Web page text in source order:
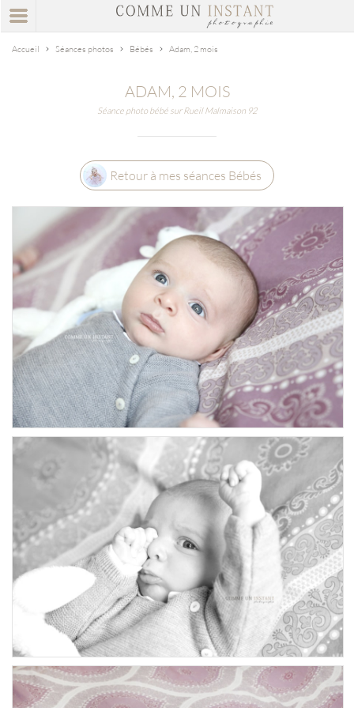
Accueil Séances photos Bébés Adam, 2 mois
ADAM, 2 MOIS
Séance photo bébé sur Rueil Malmaison 92
Retour à mes séances Bébés